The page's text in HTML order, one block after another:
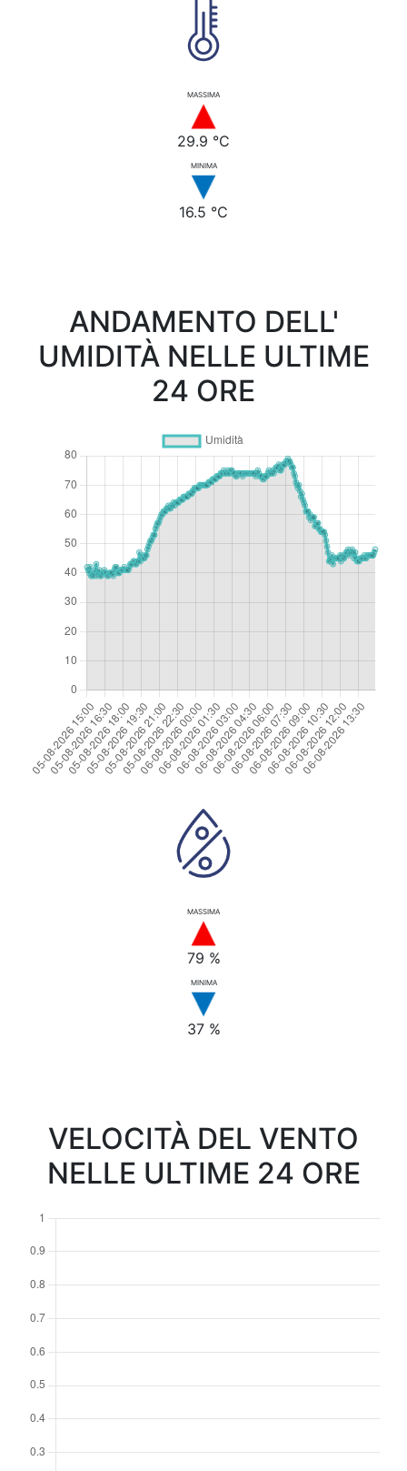
MASSIMA
29.9 °C
MINIMA
16.5 °C
ANDAMENTO DELL'
UMIDITÀ NELLE ULTIME
24 ORE
MASSIMA
79 %
MINIMA
37 %
VELOCITÀ DEL VENTO
NELLE ULTIME 24 ORE